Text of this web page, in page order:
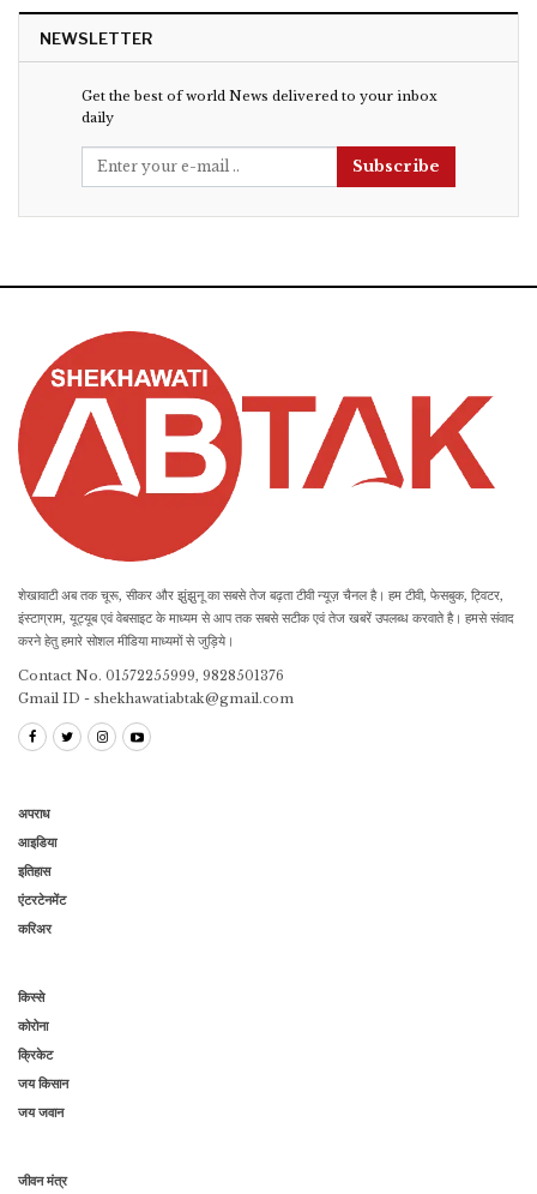
NEWSLETTER
Get the best of world News delivered to your inbox
daily
Subscribe
शेखावाटी अब तक चूरू, सीकर और झुंझुनू का सबसे तेज बढ़ता टीवी न्यूज़ चैनल है। हम टीवी, फेसबुक, ट्विटर,
इंस्टाग्राम, यूट्यूब एवं वेबसाइट के माध्यम से आप तक सबसे सटीक एवं तेज खबरें उपलब्ध करवाते है। हमसे संवाद
करने हेतु हमारे सोशल मीडिया माध्यमों से जुड़िये।
Contact No. 01572255999, 9828501376
Gmail ID - shekhawatiabtak@gmail.com
अपराध
आइडिया
इतिहास
एंटरटेनमेंट
करिअर
किस्से
कोरोना
क्रिकेट
जय किसान
जय जवान
जीवन मंत्र